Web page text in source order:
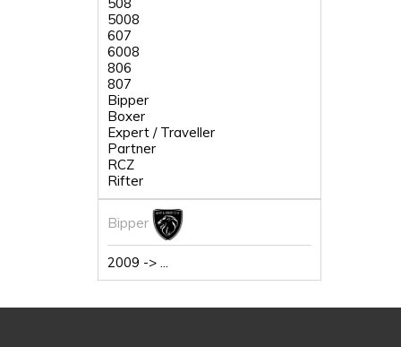
5008
607
6008
806
807
Bipper
Boxer
Expert / Traveller
Partner
RCZ
Rifter
Bipper
2009 -> ...